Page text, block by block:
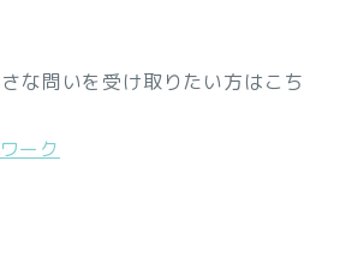
な問いを受け取りたい方はこち
ーク